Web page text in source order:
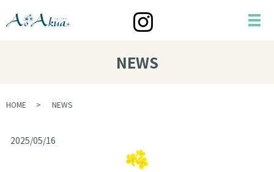
メ
NEWS
HOME NEWS
2025/05/16